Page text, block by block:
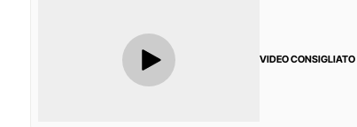
VIDEO CONSIGLIATO